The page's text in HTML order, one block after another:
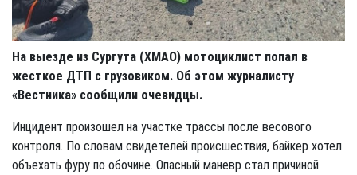
На выезде из Сургута (ХМАО) мотоциклист попал в
жесткое ДТП с грузовиком. Об этом журналисту
«Вестника» сообщили очевидцы.
Инцидент произошел на участке трассы после весового
контроля. По словам свидетелей происшествия, байкер хотел
объехать фуру по обочине. Опасный маневр стал причиной